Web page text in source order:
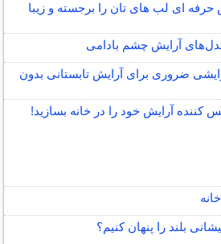
حرفه ای لب های تان را برجسته و زیبا
آرایش چشم بادامی
آرایشی ضروری برای آرایش تابستانی بدون
کننده آرایش خود را در خانه بسازید!
بلند را پنهان کنیم؟